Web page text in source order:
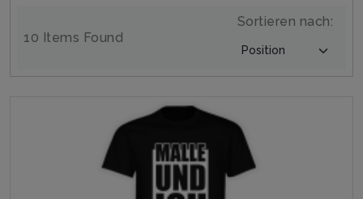
10 Items Found
Sortieren nach: